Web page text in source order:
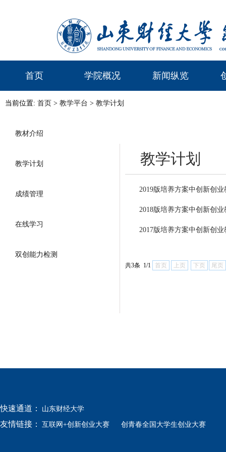
首页 学院概况 新闻纵览
当前位置: 首页 > 教学平台 > 教学计划
教材介绍
教学计划
成绩管理
在线学习
双创能力检测
教学计划
2019版培养方案中创新创
2018版培养方案中创新创
2017版培养方案中创新创
共3条 1/1 首页 上页 下页 尾页
快速通道： 山东财经大学
友情链接： 互联网+创新创业大赛 创青春全国大学生创业大赛